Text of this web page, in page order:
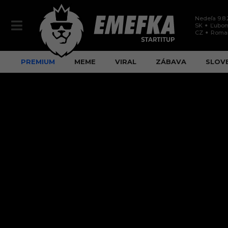
Nedeľa
SK
CZ
PREMIUM MEME VIRAL ZÁBAVA